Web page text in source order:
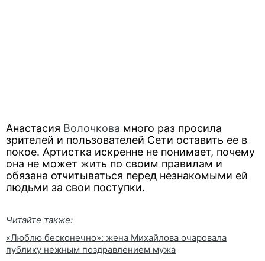
Анастасия Волочкова много раз просила
зрителей и пользователей Сети оставить ее в
покое. Артистка искренне не понимает, почему
она не может жить по своим правилам и
обязана отчитываться перед незнакомыми ей
людьми за свои поступки.
Читайте также:
«Люблю бесконечно»: жена Михайлова очаровала
публику нежным поздравлением мужа